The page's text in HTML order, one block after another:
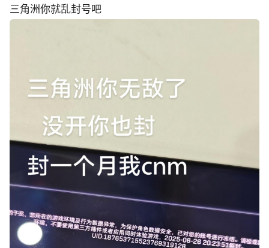
三角洲你就乱封号吧